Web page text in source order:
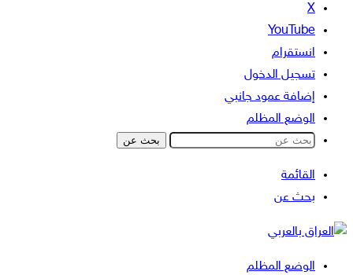
‫X
‫YouTube
انستقرام
تسجيل الدخول
إضافة عمود جانبي
الوضع المظلم
بحث عن
القائمة
بحث عن
الوضع المظلم